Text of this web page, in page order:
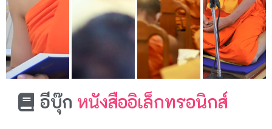
อีบุ๊ก หนังสืออิเล็กทรอนิกส์